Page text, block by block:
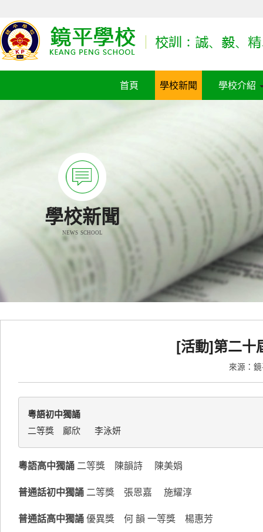
首頁 學校新聞 學校介紹
學校新聞
NEWS SCHOOL
[活動]第二十
來源：
粵語初中獨誦
二等獎　鄺欣　 李泳妍
粵語高中獨誦 二等獎 陳韻詩 陳美娟
普通話初中獨誦 二等獎 張恩嘉 施耀淳
普通話高中獨誦優異獎 何 韻 一等獎 楊惠芳